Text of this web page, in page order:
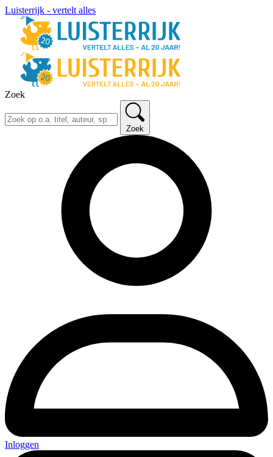
Luisterrijk - vertelt alles
Zoek
Zoek
Inloggen